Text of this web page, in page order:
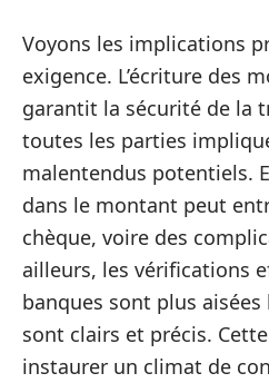
Voyons les implications
exigence. L’écriture des
garantit la sécurité de la
toutes les parties
malentendus potentiels.
dans le montant peut
chèque, voire des
ailleurs, les vérifications
banques sont plus
sont clairs et précis.
instaurer un climat de